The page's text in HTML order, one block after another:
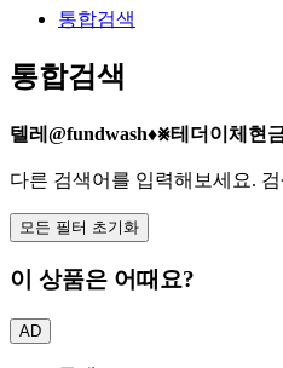
통합검색
통합검색
텔레@fundwash♦⨳테더이체현
다른 검색어를 입력해보세요.
모든 필터 초기화
이 상품은 어때요?
AD